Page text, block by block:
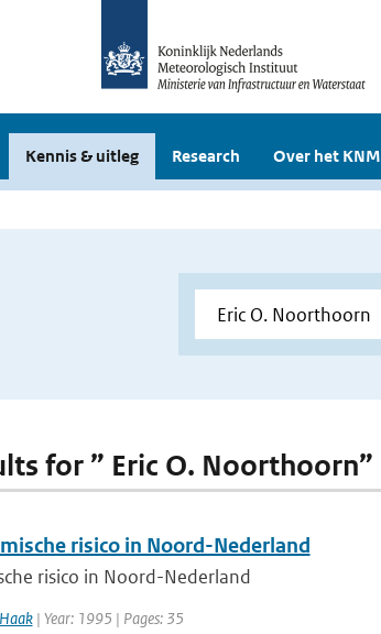
Kennis & uitleg Research Over het
for ” Eric O. Noorthoorn”
risico in Noord-Nederland
risico in Noord-Nederland
| Year: 1995 | Pages: 35